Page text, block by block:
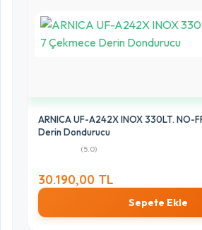
ARNICA UF-A242X INOX 330LT. NO-
Derin Dondurucu
(5.0)
30.190,00 TL
Sepete Ekle